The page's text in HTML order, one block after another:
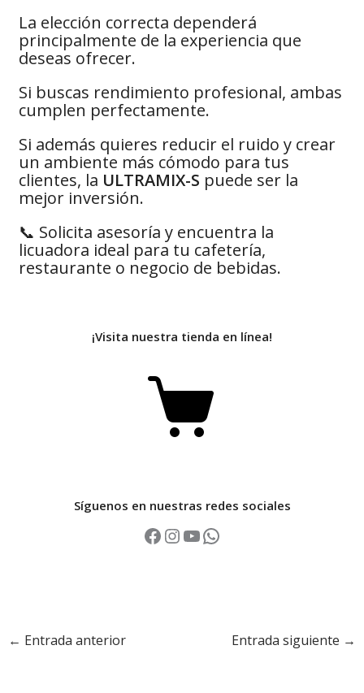
La elección correcta dependerá
principalmente de la experiencia que
deseas ofrecer.
Si buscas rendimiento profesional, ambas
cumplen perfectamente.
Si además quieres reducir el ruido y crear
un ambiente más cómodo para tus
clientes, la ULTRAMIX-S puede ser la
mejor inversión.
📞 Solicita asesoría y encuentra la
licuadora ideal para tu cafetería,
restaurante o negocio de bebidas.
¡Visita nuestra tienda en línea!
Síguenos en nuestras redes sociales
← Entrada anterior Entrada siguiente →